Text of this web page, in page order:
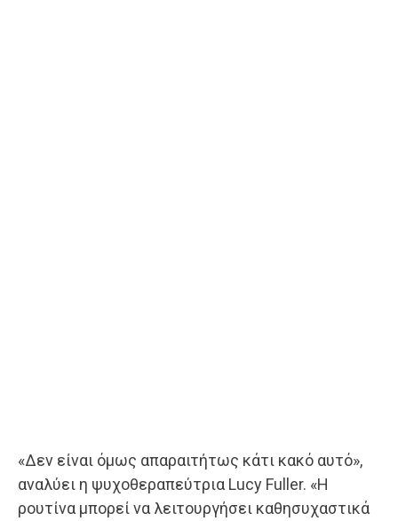
«Δεν είναι όμως απαραιτήτως κάτι κακό αυτό»,
αναλύει η ψυχοθεραπεύτρια Lucy Fuller. «Η
ρουτίνα μπορεί να λειτουργήσει καθησυχαστικά